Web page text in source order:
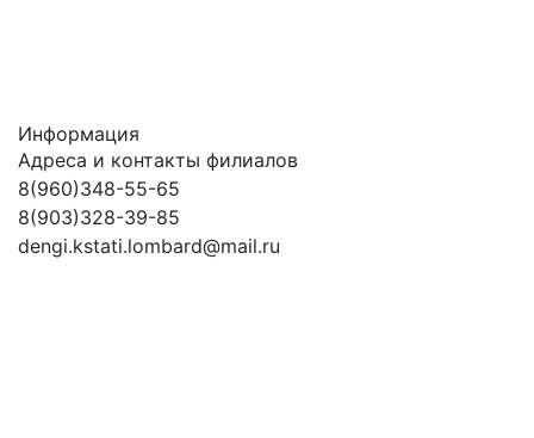
Информация
Адреса и контакты филиалов
8(960)348-55-65
8(903)328-39-85
dengi.kstati.lombard@mail.ru